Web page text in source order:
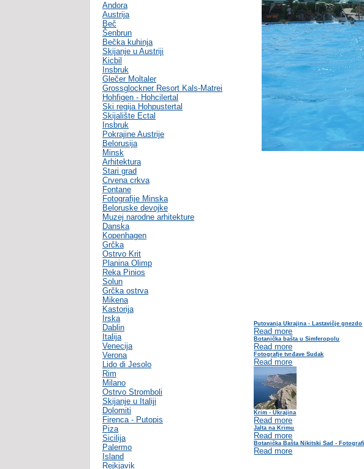
Andora
Austrija
Beč
Šenbrun
Bečka kuhinja
Skijanje u Austriji
Kicbil
Insbruk
Glečer Moltaler
Grossglockner Resort Kals-Matrei
Hohfigen - Hohcilertal
Ski regija Hohpustertal
Skijalište Ectal
Insbruk
Pokrajine Austrije
Belorusija
Minsk
Arhitektura
Stari grad
Crvena crkva
Fontane
Fotografije Minska
Beloruske devojke
Muzej narodne arhitekture
Danska
Kopenhagen
Grčka
Ostrvo Krit
Planina Olimp
Reka Pinios
Solun
Grčka ostrva
Mikena
Kastorija
Irska
Dablin
Italija
Venecija
Verona
Lido di Jesolo
Rim
Milano
Ostrvo Stromboli
Skijanje u Italiji
Dolomiti
Firenca - Putopis
Piza
Sicilija
Palermo
Island
Rejkjavik
Putovanja Ukrajina - Lastavičje gnezdo
Read more
Botanička bašta u Simferopolu
Read more
Fotografje tvrđave Sudak
Read more
Krim - Ukrajina
Read more
Jalta na Krimu
Read more
Botanička Bašta Nikitski Sad -
Read more